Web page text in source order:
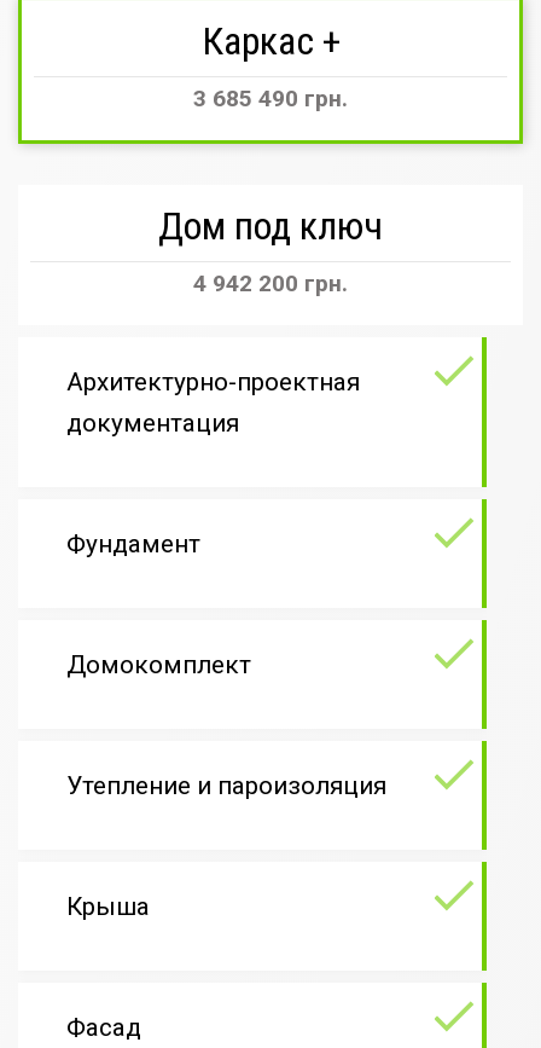
Каркас +
3 685 490 грн.
Дом под ключ
4 942 200 грн.
Архитектурно-проектная
документация
Фундамент
Домокомплект
Утепление и пароизоляция
Крыша
Фасад